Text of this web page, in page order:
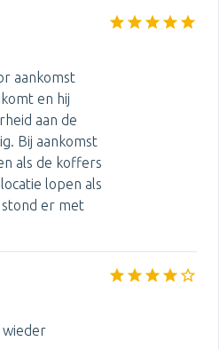
aankomst
en hij
aan de
Bij aankomst
als de koffers
lopen als
stond er met
wieder